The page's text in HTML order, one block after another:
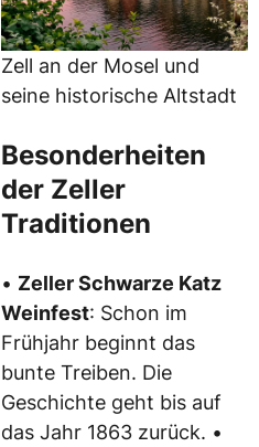
Zell an der Mosel und
seine historische Altstadt
Besonderheiten
der Zeller
Traditionen
• Zeller Schwarze Katz
Weinfest: Schon im
Frühjahr beginnt das
bunte Treiben. Die
Geschichte geht bis auf
das Jahr 1863 zurück. •